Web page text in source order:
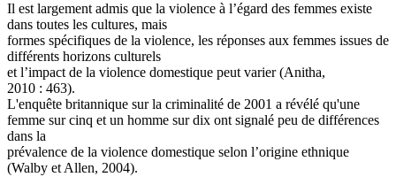
Il est largement admis que la violence à l’égard des femmes existe
dans toutes les cultures, mais
formes spécifiques de la violence, les réponses aux femmes issues de
différents horizons culturels
et l’impact de la violence domestique peut varier (Anitha,
2010 : 463).
L'enquête britannique sur la criminalité de 2001 a révélé qu'une
femme sur cinq et un homme sur dix ont signalé peu de différences
dans la
prévalence de la violence domestique selon l’origine ethnique
(Walby et Allen, 2004).